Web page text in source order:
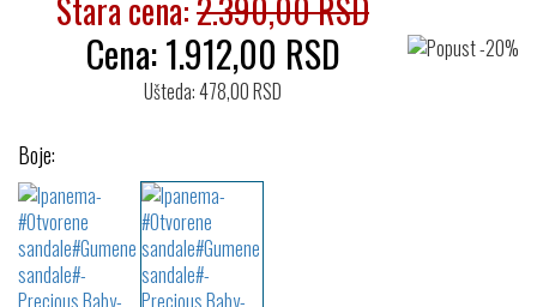
Stara cena:2.390,00 RSD
Cena:1.912,00 RSD
Ušteda: 478,00 RSD
Boje: